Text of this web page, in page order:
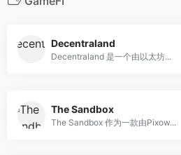
Decentraland
Decentraland 是一个由以太坊...
The Sandbox
The Sandbox 作为一款由Pixow...